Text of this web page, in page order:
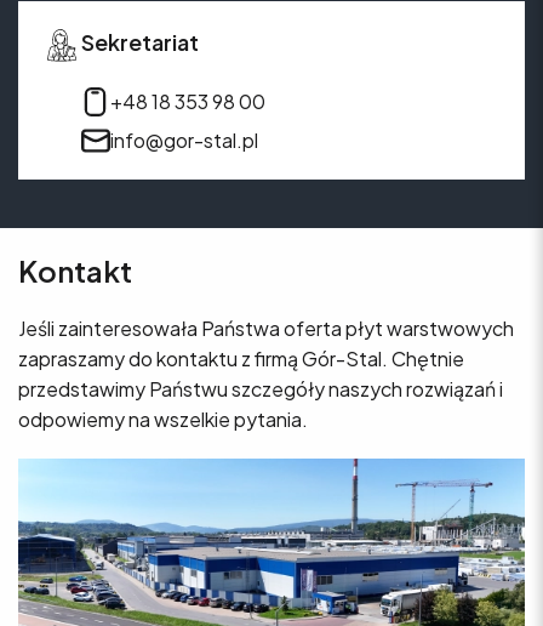
Sekretariat
+48 18 353 98 00
info@gor-stal.pl
Kontakt
Jeśli zainteresowała Państwa oferta płyt warstwowych
zapraszamy do kontaktu z firmą Gór-Stal. Chętnie
przedstawimy Państwu szczegóły naszych rozwiązań i
odpowiemy na wszelkie pytania.